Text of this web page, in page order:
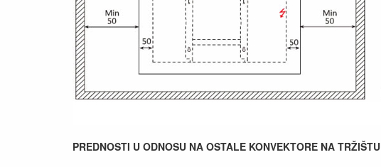
PREDNOSTI U ODNOSU NA OSTALE KONVEKTORE NA TRŽIŠTU